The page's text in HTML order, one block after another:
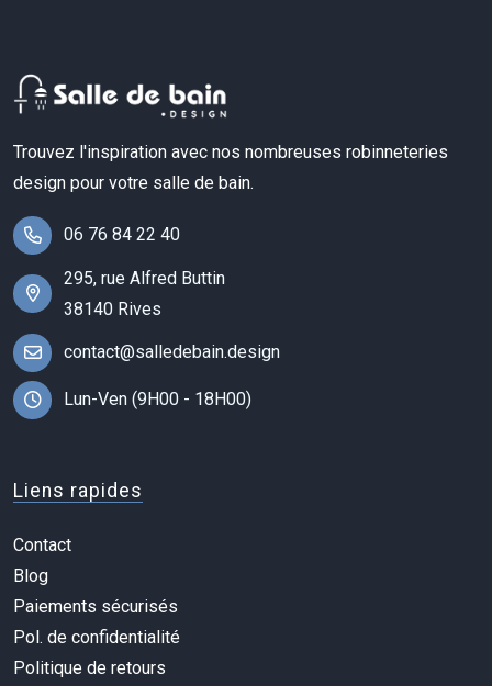
Trouvez l'inspiration avec nos nombreuses robinneteries
design pour votre salle de bain.
06 76 84 22 40
295, rue Alfred Buttin
38140 Rives
contact@salledebain.design
Lun-Ven (9H00 - 18H00)
Liens rapides
Contact
Blog
Paiements sécurisés
Pol. de confidentialité
Politique de retours